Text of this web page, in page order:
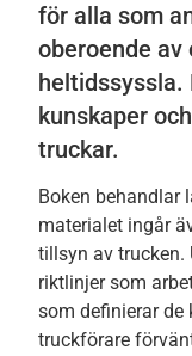
för alla som
oberoende
heltidssyssla.
kunskaper
truckar.
Boken behandlar
materialet ingår
tillsyn av
riktlinjer som
som definierar de
truckförare